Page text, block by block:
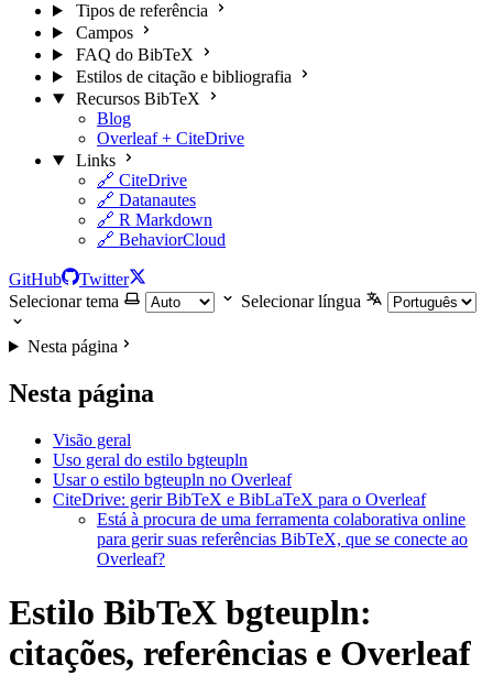
Tipos de referência
Campos
FAQ do BibTeX
Estilos de citação e bibliografia
Recursos BibTeX
Blog
Overleaf + CiteDrive
Links
🔗 CiteDrive
🔗 Datanautes
🔗 R Markdown
🔗 BehaviorCloud
GitHub
Twitter
Selecionar tema
Selecionar língua
Nesta página
Nesta página
Visão geral
Uso geral do estilo bgteupln
Usar o estilo bgteupln no Overleaf
CiteDrive: gerir BibTeX e BibLaTeX para o Overleaf
Está à procura de uma ferramenta colaborativa online
para gerir suas referências BibTeX, que se conecte ao
Overleaf?
Estilo BibTeX bgteupln:
citações, referências e Overleaf